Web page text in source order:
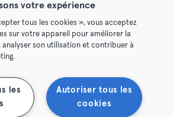
Politique de confidentialité
Résilier les contrats ici
votre expérience
tous les cookies », vous acceptez
sur votre appareil pour améliorer la
analyser son utilisation et contribuer à
Autoriser tous les
cookies
les